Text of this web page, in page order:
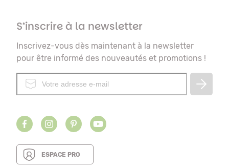
S’inscrire à la newsletter
Inscrivez-vous dès maintenant à la newsletter
pour être informé des nouveautés et promotions !
ESPACE PRO